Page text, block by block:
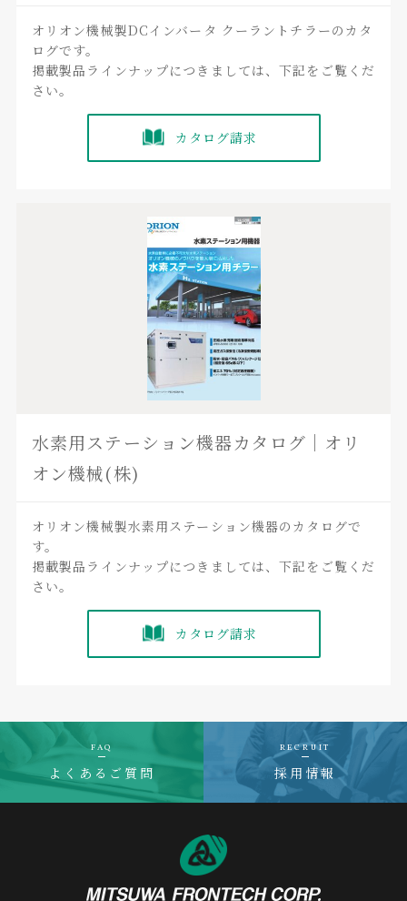
オリオン機械製DCインバータ クーラントチラーのカタ
ログです。
掲載製品ラインナップにつきましては、下記をご覧くだ
さい。
カタログ請求
水素用ステーション機器カタログ｜オリ
オン機械(株)
オリオン機械製水素用ステーション機器のカタログで
す。
掲載製品ラインナップにつきましては、下記をご覧くだ
さい。
カタログ請求
FAQ
よくあるご質問
RECRUIT
採用情報